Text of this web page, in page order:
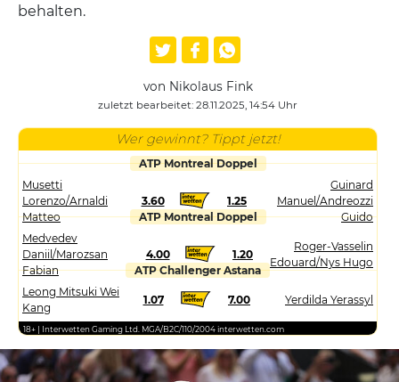
behalten.
von Nikolaus Fink
zuletzt bearbeitet: 28.11.2025, 14:54 Uhr
Wer gewinnt? Tippt jetzt!
ATP Montreal Doppel
Musetti
Lorenzo/Arnaldi
Matteo
3.60 1.25
Guinard
Manuel/Andreozzi
Guido
ATP Montreal Doppel
Medvedev
Daniil/Marozsan
Fabian
4.00 1.20
Roger-Vasselin
Edouard/Nys Hugo
ATP Challenger Astana
Leong Mitsuki Wei
Kang
1.07 7.00 Yerdilda Yerassyl
18+ | Interwetten Gaming Ltd. MGA/B2C/110/2004 interwetten.com